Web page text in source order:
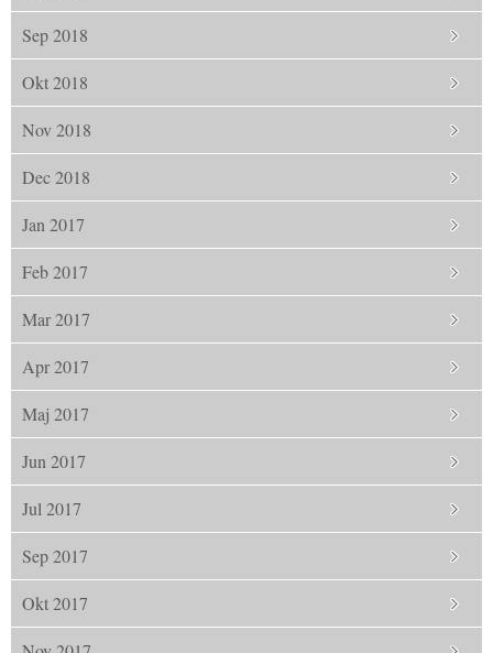
Sep 2018
Okt 2018
Nov 2018
Dec 2018
Jan 2017
Feb 2017
Mar 2017
Apr 2017
Maj 2017
Jun 2017
Jul 2017
Sep 2017
Okt 2017